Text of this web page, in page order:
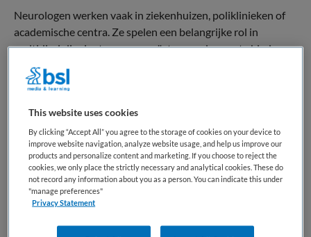
Neurologen werken vaak in ziekenhuizen, poliklinieken of
academische centra. Ze spelen een belangrijke rol in
multidisciplinaire teams om geïntegreerde zorg te bieden
aan patiënten met complexe aandoeningen. Het vak
combineert medische kennis, analytisch vermogen en
ziekten vaak een grote impact hebben op het dagelijks leven
van patiënten. Neurologen dragen bij aan het verbeteren
van de kwaliteit van leven en, waar mogelijk, het herstellen
van neurologische functies.
This website uses cookies
By clicking “Accept All” you agree to the storage of cookies on your device to
improve website navigation, analyze website usage, and help us improve our
products and personalize content and marketing. If you choose to reject the
cookies, we only place the strictly necessary and analytical cookies. These do
not record any information about you as a person. You can indicate this under
"manage preferences"
Privacy Statement